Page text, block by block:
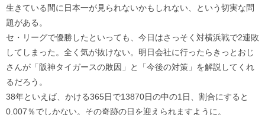
生きている間に日本一が見られないかもしれない、という切実な問
題がある。
セ・リーグで優勝したといっても、今日はさっそく対横浜戦で2連敗
してしまった。全く気が抜けない。明日会社に行ったらきっとおじ
さんが「阪神タイガースの敗因」と「今後の対策」を解説してくれ
るだろう。
38年といえば、かける365日で13870日の中の1日、割合にすると
0.007％でしかない。その奇跡の日を迎えられますように。